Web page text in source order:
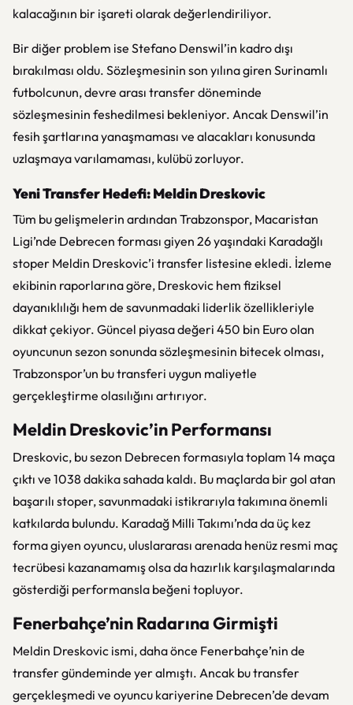
kalacağının bir işareti olarak değerlendiriliyor.
Bir diğer problem ise Stefano Denswil’in kadro dışı
bırakılması oldu. Sözleşmesinin son yılına giren Surinamlı
futbolcunun, devre arası transfer döneminde
sözleşmesinin feshedilmesi bekleniyor. Ancak Denswil’in
fesih şartlarına yanaşmaması ve alacakları konusunda
uzlaşmaya varılamaması, kulübü zorluyor.
Yeni Transfer Hedefi: Meldin Dreskovic
Tüm bu gelişmelerin ardından Trabzonspor, Macaristan
Ligi’nde Debrecen forması giyen 26 yaşındaki Karadağlı
stoper Meldin Dreskovic’i transfer listesine ekledi. İzleme
ekibinin raporlarına göre, Dreskovic hem fiziksel
dayanıklılığı hem de savunmadaki liderlik özellikleriyle
dikkat çekiyor. Güncel piyasa değeri 450 bin Euro olan
oyuncunun sezon sonunda sözleşmesinin bitecek olması,
Trabzonspor’un bu transferi uygun maliyetle
gerçekleştirme olasılığını artırıyor.
Meldin Dreskovic’in Performansı
Dreskovic, bu sezon Debrecen formasıyla toplam 14 maça
çıktı ve 1038 dakika sahada kaldı. Bu maçlarda bir gol atan
başarılı stoper, savunmadaki istikrarıyla takımına önemli
katkılarda bulundu. Karadağ Milli Takımı’nda da üç kez
forma giyen oyuncu, uluslararası arenada henüz resmi maç
tecrübesi kazanamamış olsa da hazırlık karşılaşmalarında
gösterdiği performansla beğeni topluyor.
Fenerbahçe’nin Radarına Girmişti
Meldin Dreskovic ismi, daha önce Fenerbahçe’nin de
transfer gündeminde yer almıştı. Ancak bu transfer
gerçekleşmedi ve oyuncu kariyerine Debrecen’de devam